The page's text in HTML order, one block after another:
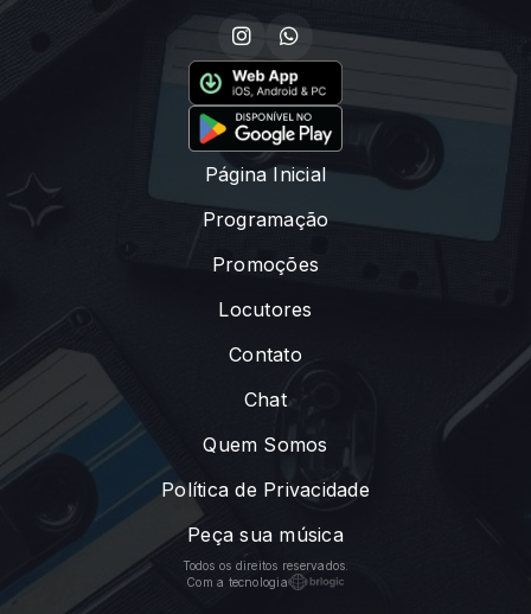
Página Inicial
Programação
Promoções
Locutores
Contato
Chat
Quem Somos
Política de Privacidade
Peça sua música
Todos os direitos reservados.
Com a tecnologia